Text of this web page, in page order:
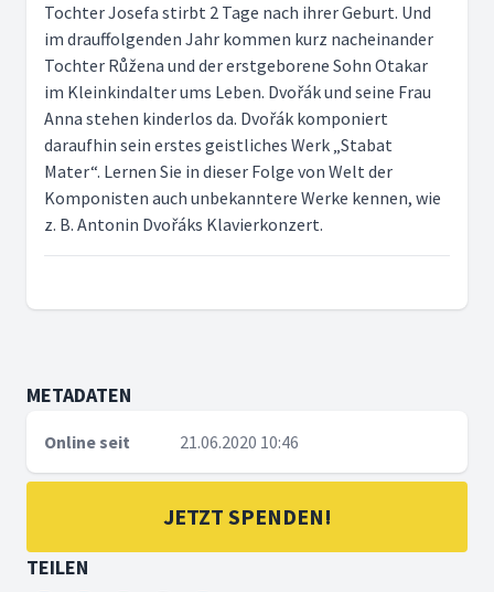
Tochter Josefa stirbt 2 Tage nach ihrer Geburt. Und
im drauffolgenden Jahr kommen kurz nacheinander
Tochter Růžena und der erstgeborene Sohn Otakar
im Kleinkindalter ums Leben. Dvořák und seine Frau
Anna stehen kinderlos da. Dvořák komponiert
daraufhin sein erstes geistliches Werk „Stabat
Mater“. Lernen Sie in dieser Folge von Welt der
Komponisten auch unbekanntere Werke kennen, wie
z. B. Antonin Dvořáks Klavierkonzert.
METADATEN
Online seit 21.06.2020 10:46
JETZT SPENDEN!
TEILEN